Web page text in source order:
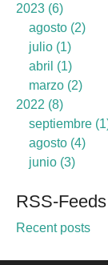
2023 6
agosto 2
julio 1
abril
1
marzo 2
2022 8
septiembre 1
agosto 4
junio 3
RSS-Feeds
Recent posts